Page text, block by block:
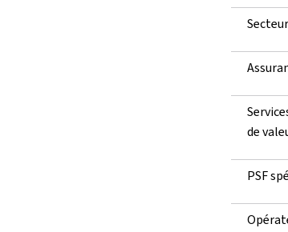
de
PSF